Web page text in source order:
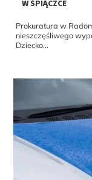
W ŚPIĄCZCE
Prokuratura w
nieszczęśliwego
Dziecko...